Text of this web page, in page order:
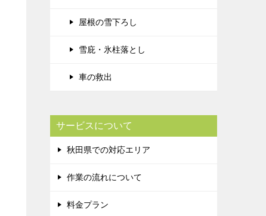
屋根の雪下ろし
雪庇・氷柱落とし
車の救出
サービスについて
秋田県での対応エリア
作業の流れについて
料金プラン